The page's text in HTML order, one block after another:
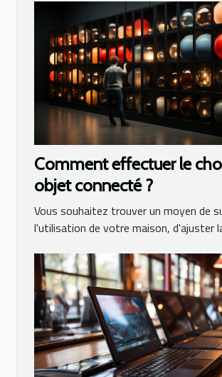
Comment effectuer le
objet connecté ?
Vous souhaitez trouver un moyen de
l'utilisation de votre maison, d'ajuster